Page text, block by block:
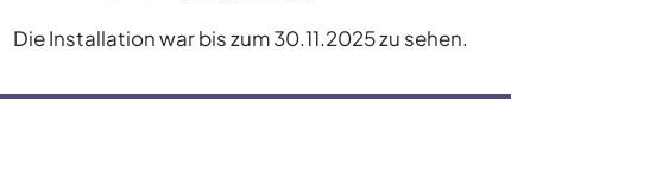
Die Installation war bis zum 30.11.2025 zu sehen.